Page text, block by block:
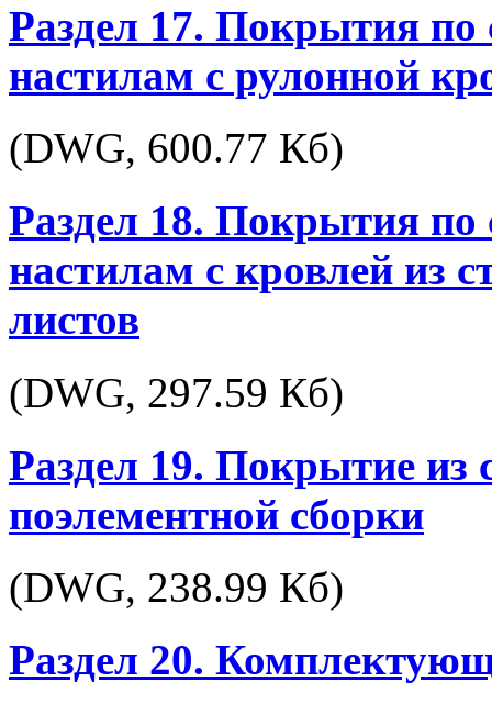
Раздел 17. Покрытия
настилам с рулонной
(DWG, 600.77 Кб)
Раздел 18. Покрытия
настилам с кровлей из
листов
(DWG, 297.59 Кб)
Раздел 19. Покрытие из
поэлементной сборки
(DWG, 238.99 Кб)
Раздел 20.